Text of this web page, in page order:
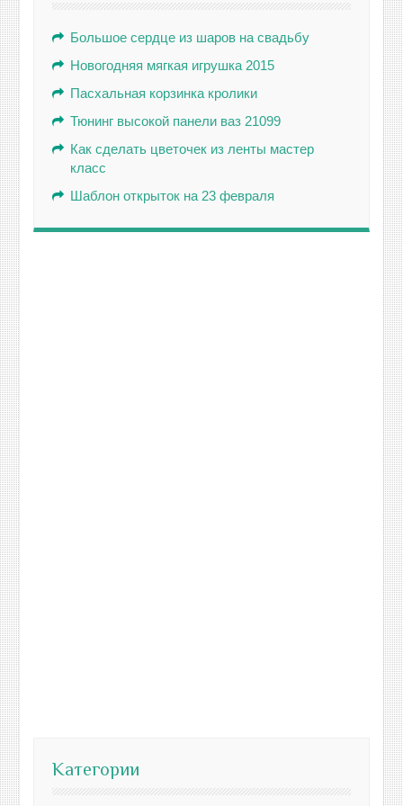
Большое сердце из шаров на свадьбу
Новогодняя мягкая игрушка 2015
Пасхальная корзинка кролики
Тюнинг высокой панели ваз 21099
Как сделать цветочек из ленты мастер
класс
Шаблон открыток на 23 февраля
Категории